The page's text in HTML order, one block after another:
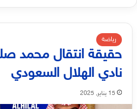
رياضة
حقيقة انتقال محمد
نادي الهلال السعودي
15 يناير, 2025